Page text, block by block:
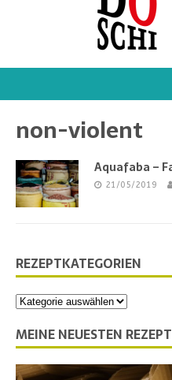
non-violent
Aquafaba –
21/05/2019
REZEPTKATEGORIEN
MEINE NEUESTEN